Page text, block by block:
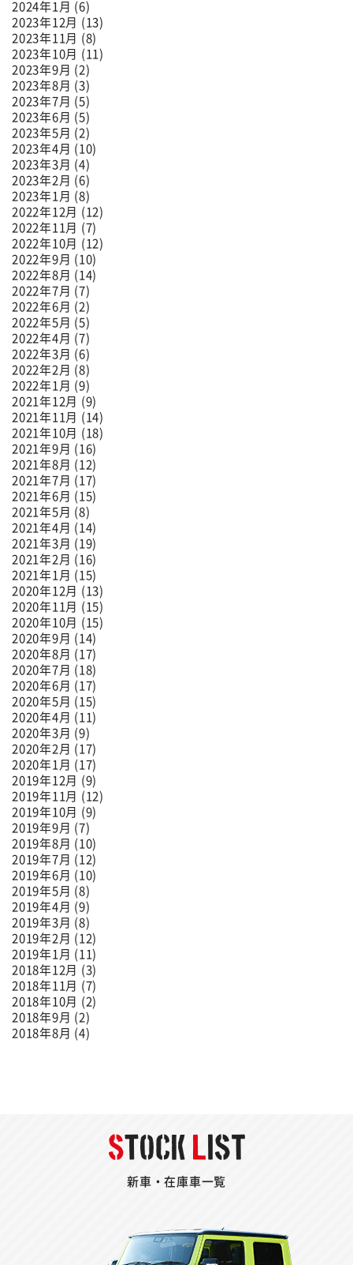
2024年1月 (6)
2023年12月 (13)
2023年11月 (8)
2023年10月 (11)
2023年9月 (2)
2023年8月 (3)
2023年7月 (5)
2023年6月 (5)
2023年5月 (2)
2023年4月 (10)
2023年3月 (4)
2023年2月 (6)
2023年1月 (8)
2022年12月 (12)
2022年11月 (7)
2022年10月 (12)
2022年9月 (10)
2022年8月 (14)
2022年7月 (7)
2022年6月 (2)
2022年5月 (5)
2022年4月 (7)
2022年3月 (6)
2022年2月 (8)
2022年1月 (9)
2021年12月 (9)
2021年11月 (14)
2021年10月 (18)
2021年9月 (16)
2021年8月 (12)
2021年7月 (17)
2021年6月 (15)
2021年5月 (8)
2021年4月 (14)
2021年3月 (19)
2021年2月 (16)
2021年1月 (15)
2020年12月 (13)
2020年11月 (15)
2020年10月 (15)
2020年9月 (14)
2020年8月 (17)
2020年7月 (18)
2020年6月 (17)
2020年5月 (15)
2020年4月 (11)
2020年3月 (9)
2020年2月 (17)
2020年1月 (17)
2019年12月 (9)
2019年11月 (12)
2019年10月 (9)
2019年9月 (7)
2019年8月 (10)
2019年7月 (12)
2019年6月 (10)
2019年5月 (8)
2019年4月 (9)
2019年3月 (8)
2019年2月 (12)
2019年1月 (11)
2018年12月 (3)
2018年11月 (7)
2018年10月 (2)
2018年9月 (2)
2018年8月 (4)
新車・在庫車一覧